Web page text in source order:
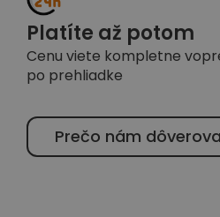
Platíte až potom
Cenu viete kompletne
po prehliadke
Prečo nám